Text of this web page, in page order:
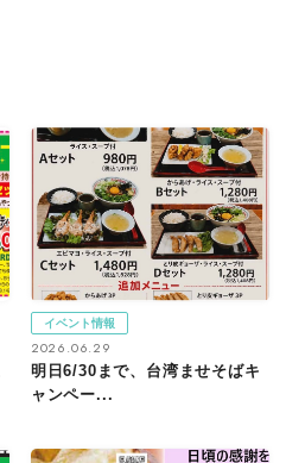
イベント情報
2026.06.29
明日6/30まで、台湾ませそばキ
ャンペー...